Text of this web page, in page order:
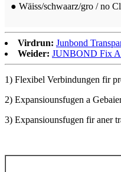
● Wäiss/schwaarz/gro / no
Virdrun: Junbond
Weider: JUNBOND Fix
1) Flexibel Verbindungen fir
2) Expansiounsfugen a
3) Expansiounsfugen fir aner